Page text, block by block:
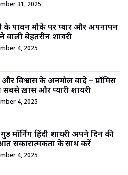
31, 2025
के पावन मौके पर प्यार और अपनापन
वाली बेहतरीन शायरी
4, 2025
और विश्वास के अनमोल वादे – प्रॉमिस
सबसे ख़ास और प्यारी शायरी
4, 2025
मॉर्निंग हिंदी शायरी अपने दिन की
सकारात्मकता के साथ करें
4, 2025